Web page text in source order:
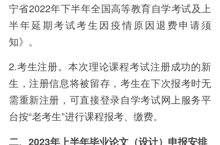
宁省2022年下半年全国高等教育自学考试及上
半年延期考试考生因疫情原因退费申请须
知》。
2.考生注册。本次理论课程考试注册成功的新
生，注册信息将被留存，考生在下次报考时无
需重新注册，可直接登录自学考试网上服务平
台按“老考生”进行课程报考、缴费。
二、2023年上半年毕业论文（设计）申报安排